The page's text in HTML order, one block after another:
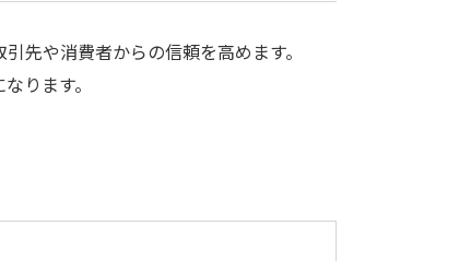
先や消費者からの信頼を高めます。
ります。